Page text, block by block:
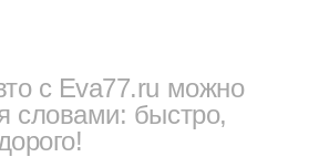
с Eva77.ru можно
словами: быстро,